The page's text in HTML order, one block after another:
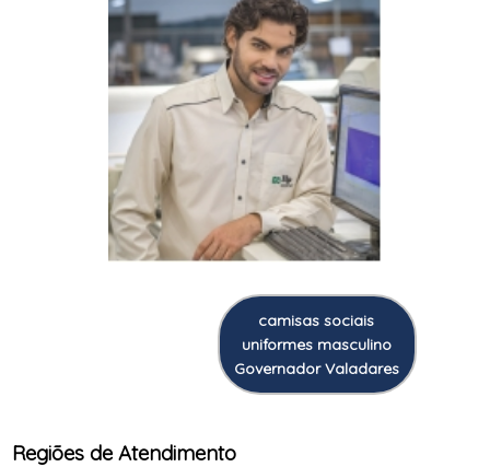
camisas sociais
uniformes masculino
Governador Valadares
Regiões de Atendimento